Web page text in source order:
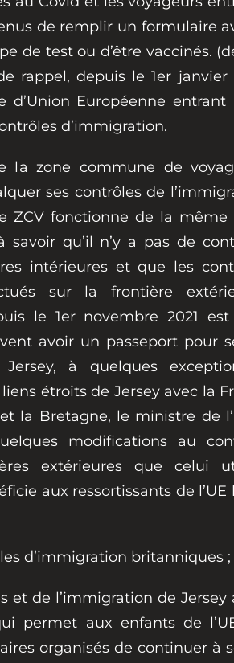
de remplir un formulaire
de test ou d’être vaccinés.
rappel, depuis le 1er janvier
d’Union Européenne entrant
d’immigration.
zone commune de
ses contrôles de
ZCV fonctionne de la même
savoir qu’il n’y a pas de
intérieures et que les
sur la frontière
le 1er novembre 2021
avoir un passeport pour
à quelques
étroits de Jersey avec la
la Bretagne, le ministre de
modifications au
extérieures que celui
aux ressortissants de l’UE
d’immigration britanniques ;
et de l’immigration de Jersey
permet aux enfants de
organisés de continuer à